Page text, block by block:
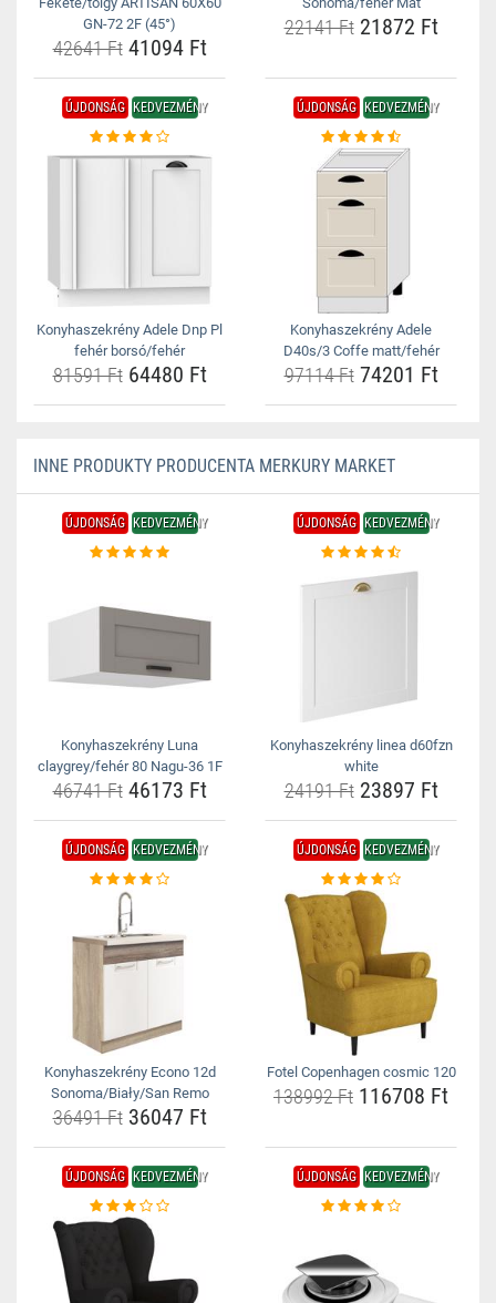
GN-72 2F (45°)
42641 Ft41094 Ft
22141 Ft21872 Ft
ÚJDONSÁG KEDVEZMÉNY
Konyhaszekrény Adele Dnp Pl
fehér borsó/fehér
81591 Ft64480 Ft
ÚJDONSÁG KEDVEZMÉNY
Konyhaszekrény Adele
D40s/3 Coffe matt/fehér
97114 Ft74201 Ft
INNE PRODUKTY PRODUCENTA MERKURY MARKET
ÚJDONSÁG KEDVEZMÉNY
Konyhaszekrény Luna
claygrey/fehér 80 Nagu-36 1F
46741 Ft46173 Ft
ÚJDONSÁG KEDVEZMÉNY
Konyhaszekrény linea d60fzn
white
24191 Ft23897 Ft
ÚJDONSÁG KEDVEZMÉNY
Konyhaszekrény Econo 12d
Sonoma/Biały/San Remo
36491 Ft36047 Ft
ÚJDONSÁG KEDVEZMÉNY
Fotel Copenhagen cosmic 120
138992 Ft 116708 Ft
ÚJDONSÁG KEDVEZMÉNY ÚJDONSÁG KEDVEZMÉNY